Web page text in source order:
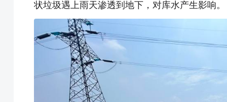
状垃圾遇上雨天渗透到地下，对库水产生影响。